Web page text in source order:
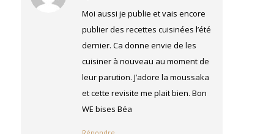
Moi aussi je publie et vais encore
publier des recettes cuisinées l’été
dernier. Ca donne envie de les
cuisiner à nouveau au moment de
leur parution. J’adore la moussaka
et cette revisite me plait bien. Bon
WE bises Béa